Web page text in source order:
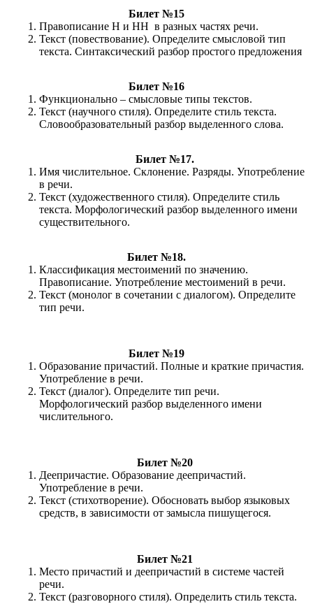
Билет №15
Правописание Н и НН в разных частях речи.
Текст (повествование). Определите смысловой тип
текста. Синтаксический разбор простого предложения
Билет №16
Функционально – смысловые типы текстов.
Текст (научного стиля). Определите стиль текста.
Словообразовательный разбор выделенного слова.
Билет №17.
Имя числительное. Склонение. Разряды. Употребление
в речи.
Текст (художественного стиля). Определите стиль
текста. Морфологический разбор выделенного имени
существительного.
Билет №18.
Классификация местоимений по значению.
Правописание. Употребление местоимений в речи.
Текст (монолог в сочетании с диалогом). Определите
тип речи.
Билет №19
Образование причастий. Полные и краткие причастия.
Употребление в речи.
Текст (диалог). Определите тип речи.
Морфологический разбор выделенного имени
числительного.
Билет №20
Деепричастие. Образование деепричастий.
Употребление в речи.
Текст (стихотворение). Обосновать выбор языковых
средств, в зависимости от замысла пишущегося.
Билет №21
Место причастий и деепричастий в системе частей
речи.
Текст (разговорного стиля). Определить стиль текста.